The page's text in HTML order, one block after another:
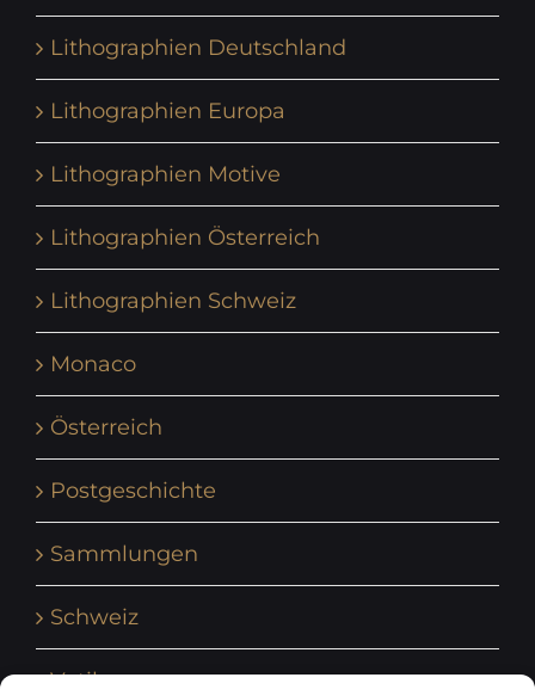
Lithographien Deutschland
Lithographien Europa
Lithographien Motive
Lithographien Österreich
Lithographien Schweiz
Monaco
Österreich
Postgeschichte
Sammlungen
Schweiz
Vatikan